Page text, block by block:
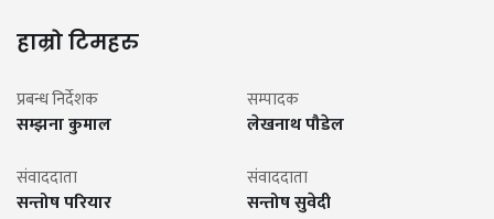
हाम्रो टिमहरु
प्रबन्ध निर्देशक
सम्झना कुमाल
सम्पादक
लेखनाथ पौडेल
संवाददाता
सन्तोष परियार
संवाददाता
सन्तोष सुवेदी